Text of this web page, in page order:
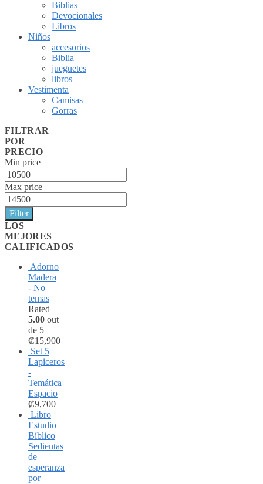
Biblias
Devocionales
Libros
Niños
accesorios
Biblia
jueguetes
libros
Vestimenta
Camisas
Gorras
FILTRAR
POR
PRECIO
Min price
Max price
Filter
LOS
MEJORES
CALIFICADOS
Adorno
Madera
- No
temas
Rated
5.00 out
de 5
₡15,900
Set 5
Lapiceros
-
Temática
Espacio
₡9,700
Libro
Estudio
Bíblico
Sedientas
de
esperanza
por